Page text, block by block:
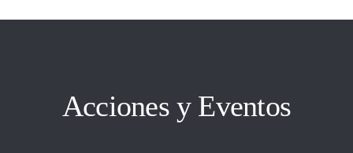
Acciones y Eventos